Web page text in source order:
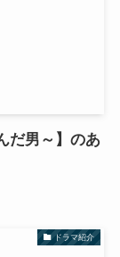
だ男～】のあ
ドラマ紹介